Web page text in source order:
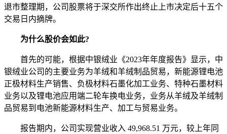
退市整理期，公司股票将于深交所作出终止上市决定后十五个
交易日内摘牌。
为什么股价会如此?
首先的可能，根据中银绒业《2023年年度报告》显示，中
银绒业公司的主要业务为羊绒和羊绒制品贸易，新能源锂电池
正极材料生产销售、负极材料石墨化加工业务、特种石墨材料
业务以及锂电池应用端二轮车换电业务，业务从羊绒及羊绒制
品贸易到电池新能源材料生产、加工与贸易业务。
报告期内，公司实现营业收入 49,968.51 万元，较上年同